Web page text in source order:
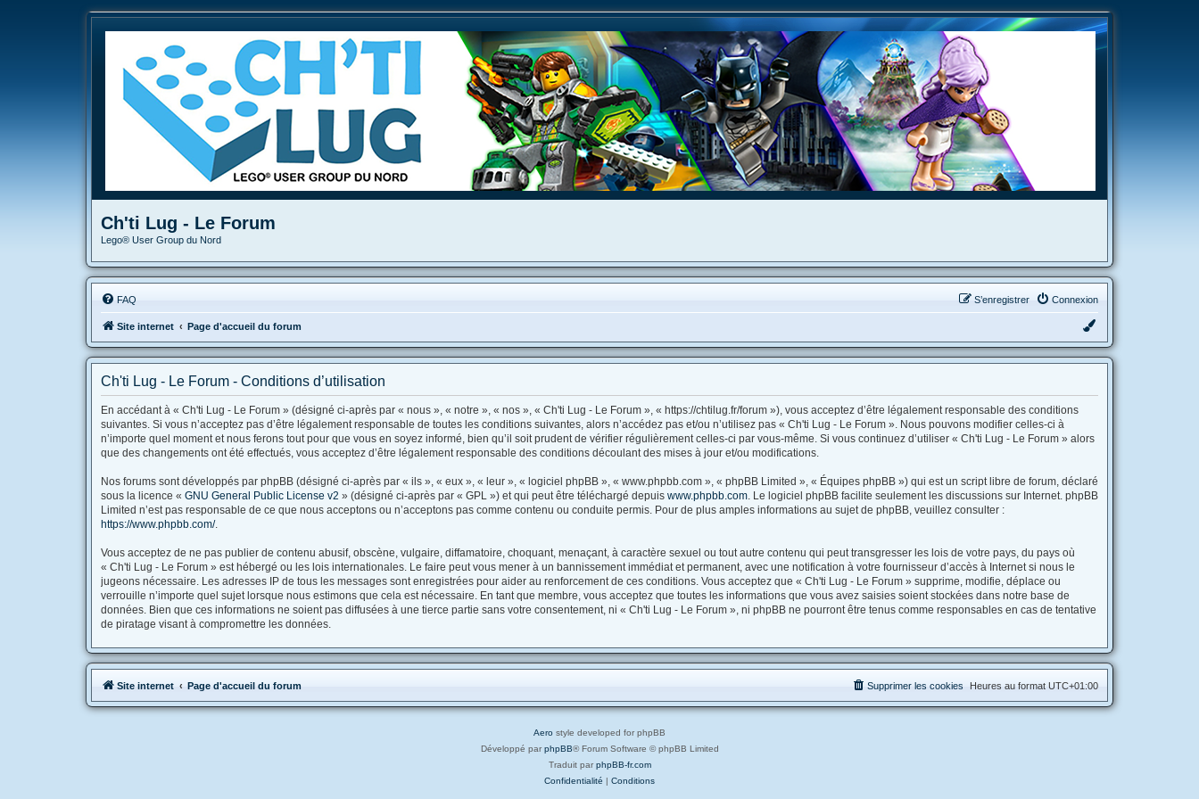
Ch'ti Lug - Le Forum
Lego® User Group du Nord
FAQ Connexion
S’enregistrer
Site internet Page d'accueil du forum
Ch'ti Lug - Le Forum - Conditions d’utilisation
En accédant à « Ch'ti Lug - Le Forum » (désigné ci-après par « nous », « notre », « nos », « Ch'ti Lug - Le Forum », « https://chtilug.fr/forum »), vous acceptez d’être légalement responsable des conditions
suivantes. Si vous n’acceptez pas d’être légalement responsable de toutes les conditions suivantes, alors n’accédez pas et/ou n’utilisez pas « Ch'ti Lug - Le Forum ». Nous pouvons modifier celles-ci à
n’importe quel moment et nous ferons tout pour que vous en soyez informé, bien qu’il soit prudent de vérifier régulièrement celles-ci par vous-même. Si vous continuez d’utiliser « Ch'ti Lug - Le Forum » alors
que des changements ont été effectués, vous acceptez d’être légalement responsable des conditions découlant des mises à jour et/ou modifications.
Nos forums sont développés par phpBB (désigné ci-après par « ils », « eux », « leur », « logiciel phpBB », « www.phpbb.com », « phpBB Limited », « Équipes phpBB ») qui est un script libre de forum, déclaré
sous la licence « GNU General Public License v2 » (désigné ci-après par « GPL ») et qui peut être téléchargé depuis www.phpbb.com . Le logiciel phpBB facilite seulement les discussions sur Internet. phpBB
Limited n’est pas responsable de ce que nous acceptons ou n’acceptons pas comme contenu ou conduite permis. Pour de plus amples informations au sujet de phpBB, veuillez consulter :
https://www.phpbb.com/.
Vous acceptez de ne pas publier de contenu abusif, obscène, vulgaire, diffamatoire, choquant, menaçant, à caractère sexuel ou tout autre contenu qui peut transgresser les lois de votre pays, du pays où
« Ch'ti Lug - Le Forum » est hébergé ou les lois internationales. Le faire peut vous mener à un bannissement immédiat et permanent, avec une notification à votre fournisseur d’accès à Internet si nous le
jugeons nécessaire. Les adresses IP de tous les messages sont enregistrées pour aider au renforcement de ces conditions. Vous acceptez que « Ch'ti Lug - Le Forum » supprime, modifie, déplace ou
verrouille n’importe quel sujet lorsque nous estimons que cela est nécessaire. En tant que membre, vous acceptez que toutes les informations que vous avez saisies soient stockées dans notre base de
données. Bien que ces informations ne soient pas diffusées à une tierce partie sans votre consentement, ni « Ch'ti Lug - Le Forum », ni phpBB ne pourront être tenus comme responsables en cas de tentative
de piratage visant à compromettre les données.
Site internet Page d'accueil du forum Heures au format UTC+01:00
Supprimer les cookies
Aero style developed for phpBB
Développé par phpBB® Forum Software © phpBB Limited
Traduit par phpBB-fr.com
Confidentialité | Conditions